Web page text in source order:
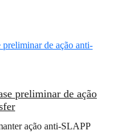
preliminar de ação
ação anti-SLAPP